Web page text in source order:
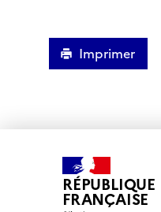
Imprimer
RÉPUBLIQUE
FRANÇAISE